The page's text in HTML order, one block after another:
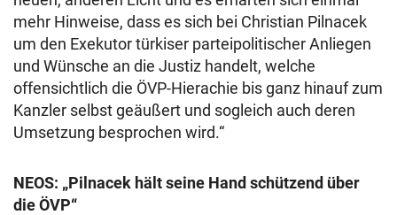
mehr Hinweise, dass es sich bei Christian Pilnacek
um den Exekutor türkiser parteipolitischer Anliegen
und Wünsche an die Justiz handelt, welche
offensichtlich die ÖVP-Hierachie bis ganz hinauf zum
Kanzler selbst geäußert und sogleich auch deren
Umsetzung besprochen wird.“
NEOS: „Pilnacek hält seine Hand schützend über
die ÖVP“